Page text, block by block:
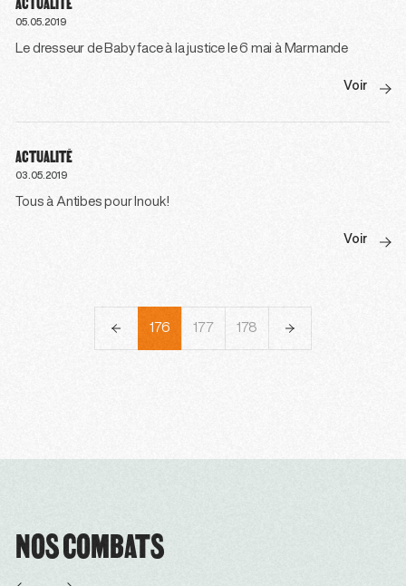
05.05.2019
Le dresseur de Baby face à la justice le 6 mai à Marmande
Voir
ACTUALITÉ
03.05.2019
Tous à Antibes pour Inouk!
Voir
175 176 177 178 179
NOS COMBATS